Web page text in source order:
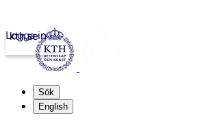
kth.se
Logga in
Sök
English